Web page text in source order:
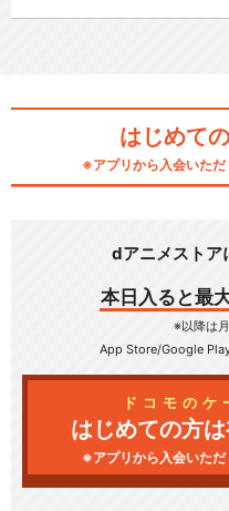
はじめて
※アプリから入会いた
dアニメストア
本日入ると最
※以降は
App Store/Google
ドコモのケ
はじめての方
※アプリから入会いた